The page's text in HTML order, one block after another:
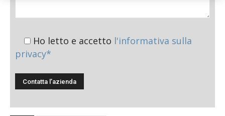
Ho letto e accetto l'informativa sulla
privacy*